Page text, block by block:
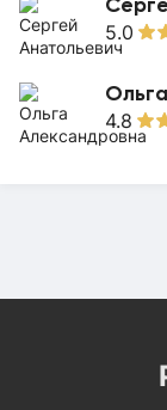
5.0
4.8